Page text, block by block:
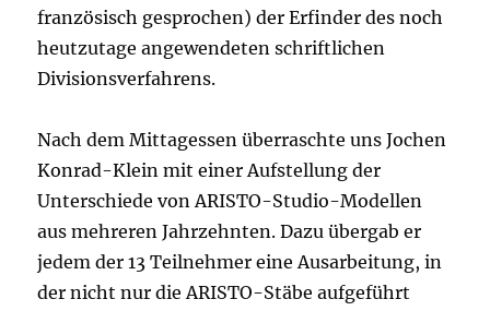
französisch gesprochen) der Erfinder des noch
heutzutage angewendeten schriftlichen
Divisionsverfahrens.
Nach dem Mittagessen überraschte uns Jochen
Konrad-Klein mit einer Aufstellung der
Unterschiede von ARISTO-Studio-Modellen
aus mehreren Jahrzehnten. Dazu übergab er
jedem der 13 Teilnehmer eine Ausarbeitung, in
der nicht nur die ARISTO-Stäbe aufgeführt